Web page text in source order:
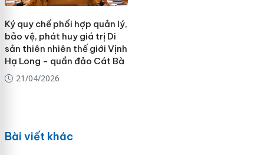
Ký quy chế phối hợp quản lý,
bảo vệ, phát huy giá trị Di
sản thiên nhiên thế giới Vịnh
Hạ Long - quần đảo Cát Bà
21/04/2026
Bài viết khác